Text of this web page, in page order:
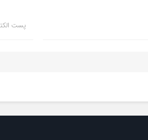
پست